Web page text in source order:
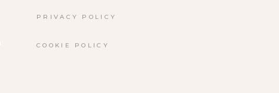
PRIVACY POLICY
COOKIE POLICY